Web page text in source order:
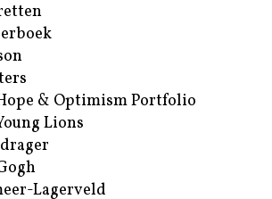
& Optimism Portfolio
Lions
Lagerveld